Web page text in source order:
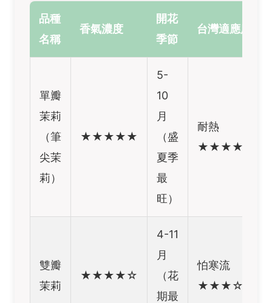
品種
名稱
香氣濃度
開花
季節
台灣適應度
單瓣
茉莉
（筆
尖茉
莉）
★★★★★
5-
10
月
（盛
夏季
最
旺）
耐熱
★★★★☆
雙瓣
茉莉
★★★★☆
4-11
月
（花
期最
怕寒流
★★★☆☆